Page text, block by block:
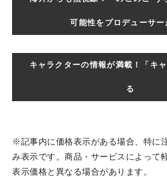
可能性をプロデューサー
キャラクターの情報が満載！「キ
る
※記事内に価格表示がある場合、特に
み表示です。商品・サービスによって
表示価格と異なる場合があります。